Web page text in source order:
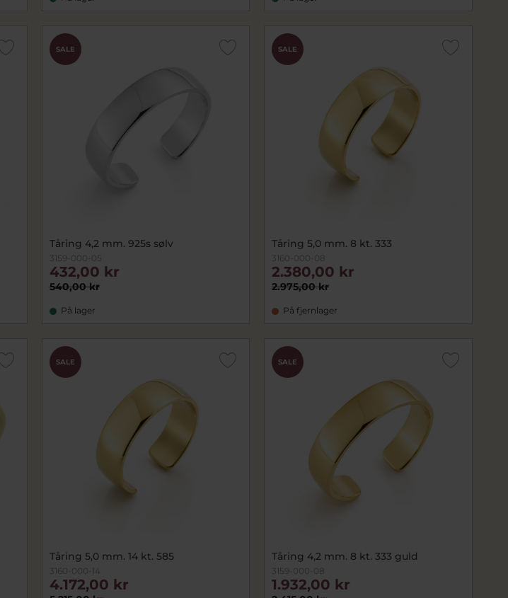
SALE
Tåring 4,2 mm. 925s sølv
3159-000-05
540,00 kr
432,00 kr
På lager
SALE
Tåring 5,0 mm. 8 kt. 333
3160-000-08
2.975,00 kr
2.380,00 kr
På fjernlager
SALE
Tåring 5,0 mm. 14 kt. 585
3160-000-14
4.172,00 kr
SALE
Tåring 4,2 mm. 8 kt. 333 guld
3159-000-08
1.932,00 kr